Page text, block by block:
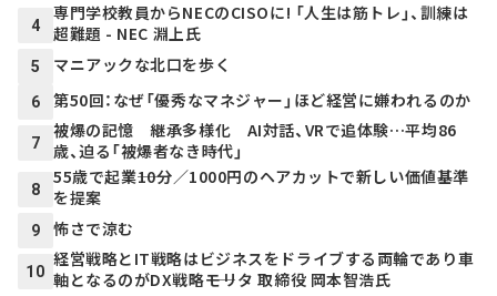
4
専門学校教員からNECのCISOに! 「人生は筋トレ」、訓練は
超難題 - NEC 淵上氏
5 マニアックな北口を歩く
6 第50回：なぜ「優秀なマネジャー」ほど経営に嫌われるのか
7
被爆の記憶 継承多様化 AI対話、VRで追体験…平均86
歳、迫る「被爆者なき時代」
8
55歳で起業――10分／1000円のヘアカットで新しい価値基準
を提案
9 怖さで涼む
10
経営戦略とIT戦略はビジネスをドライブする両輪であり車
軸となるのがDX戦略――モリタ 取締役 岡本智浩氏